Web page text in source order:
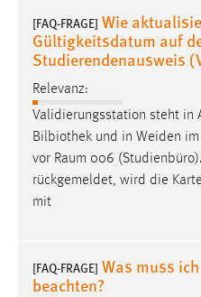
[FAQ-FRAGE] Wie
Gültigkeitsdatum auf
Studierendenausweis
Relevanz:
Validierungsstation steht in
Bilbiothek und in Weiden
vor Raum 006
rückgemeldet, wird die
mit
[FAQ-FRAGE] Was muss
beachten?
Statistik Cookies
Diese Informationen
unsere Besucher unsere
Matomo
_pk_ref, _pk_cvar, _pk_id,
Cookie Laufzeit:
Max. 13 Monate